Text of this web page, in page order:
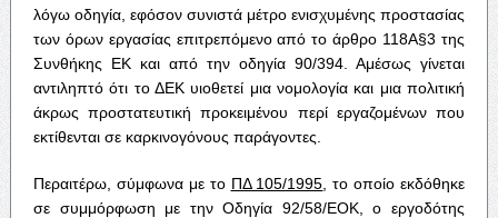
λόγω οδηγία, εφόσον συνιστά μέτρο ενισχυμένης προστασίας
των όρων εργασίας επιτρεπόμενο από το άρθρο 118Α§3 της
Συνθήκης ΕΚ και από την οδηγία 90/394. Αμέσως γίνεται
αντιληπτό ότι το ΔΕΚ υιοθετεί μια νομολογία και μια πολιτική
άκρως προστατευτική προκειμένου περί εργαζομένων που
εκτίθενται σε καρκινογόνους παράγοντες.
Περαιτέρω, σύμφωνα με το ΠΔ 105/1995 , το οποίο εκδόθηκε
σε συμμόρφωση με την Οδηγία 92/58/ΕΟΚ, ο εργοδότης